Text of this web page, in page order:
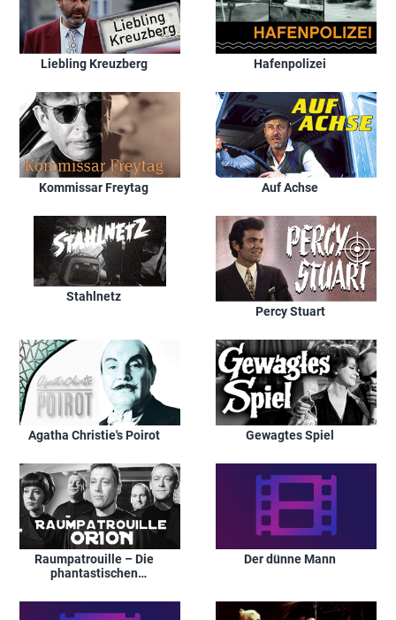
Liebling Kreuzberg Hafenpolizei
Kommissar Freytag Auf Achse
Stahlnetz
Percy Stuart
Agatha Christie's Poirot Gewagtes Spiel
Raumpatrouille – Die
phantastischen
Raumschiffes Orion
Der dünne Mann